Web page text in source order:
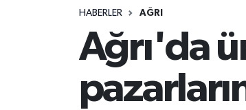
HABERLER AĞRI
Ağrı'da
Iğdır Trafik Yoğunluk Haritası
Süper Lig Puan Durumu ve Fikstür